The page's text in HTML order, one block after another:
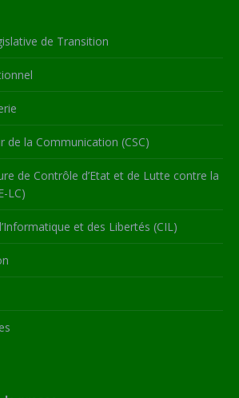
opens
in
new
de Transition
de la Communication (CSC)
de Contrôle d’Etat et de Lutte contre la
LC)
et des Libertés (CIL)